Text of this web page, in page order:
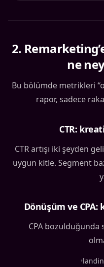
2.
ne
Bu bölümde metrikleri
rapor, sadece
CTR:
CTR artışı iki şeyden
uygun kitle. Segment
Dönüşüm ve CPA:
CPA bozulduğunda
•